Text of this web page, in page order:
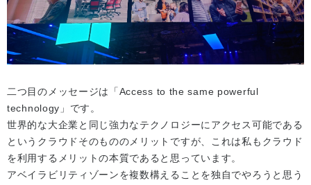
二つ目のメッセージは「Access to the same powerful
technology」です。
世界的な大企業と同じ強力なテクノロジーにアクセス可能である
というクラウドそのもののメリットですが、これは私もクラウド
を利用するメリットの本質であると思っています。
アベイラビリティゾーンを複数構えることを独自でやろうと思う